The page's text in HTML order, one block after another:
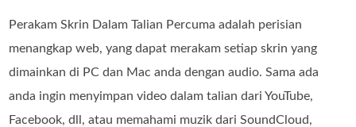
Perakam Skrin Dalam Talian Percuma adalah perisian
menangkap web, yang dapat merakam setiap skrin yang
dimainkan di PC dan Mac anda dengan audio. Sama ada
anda ingin menyimpan video dalam talian dari YouTube,
Facebook, dll, atau memahami muzik dari SoundCloud,